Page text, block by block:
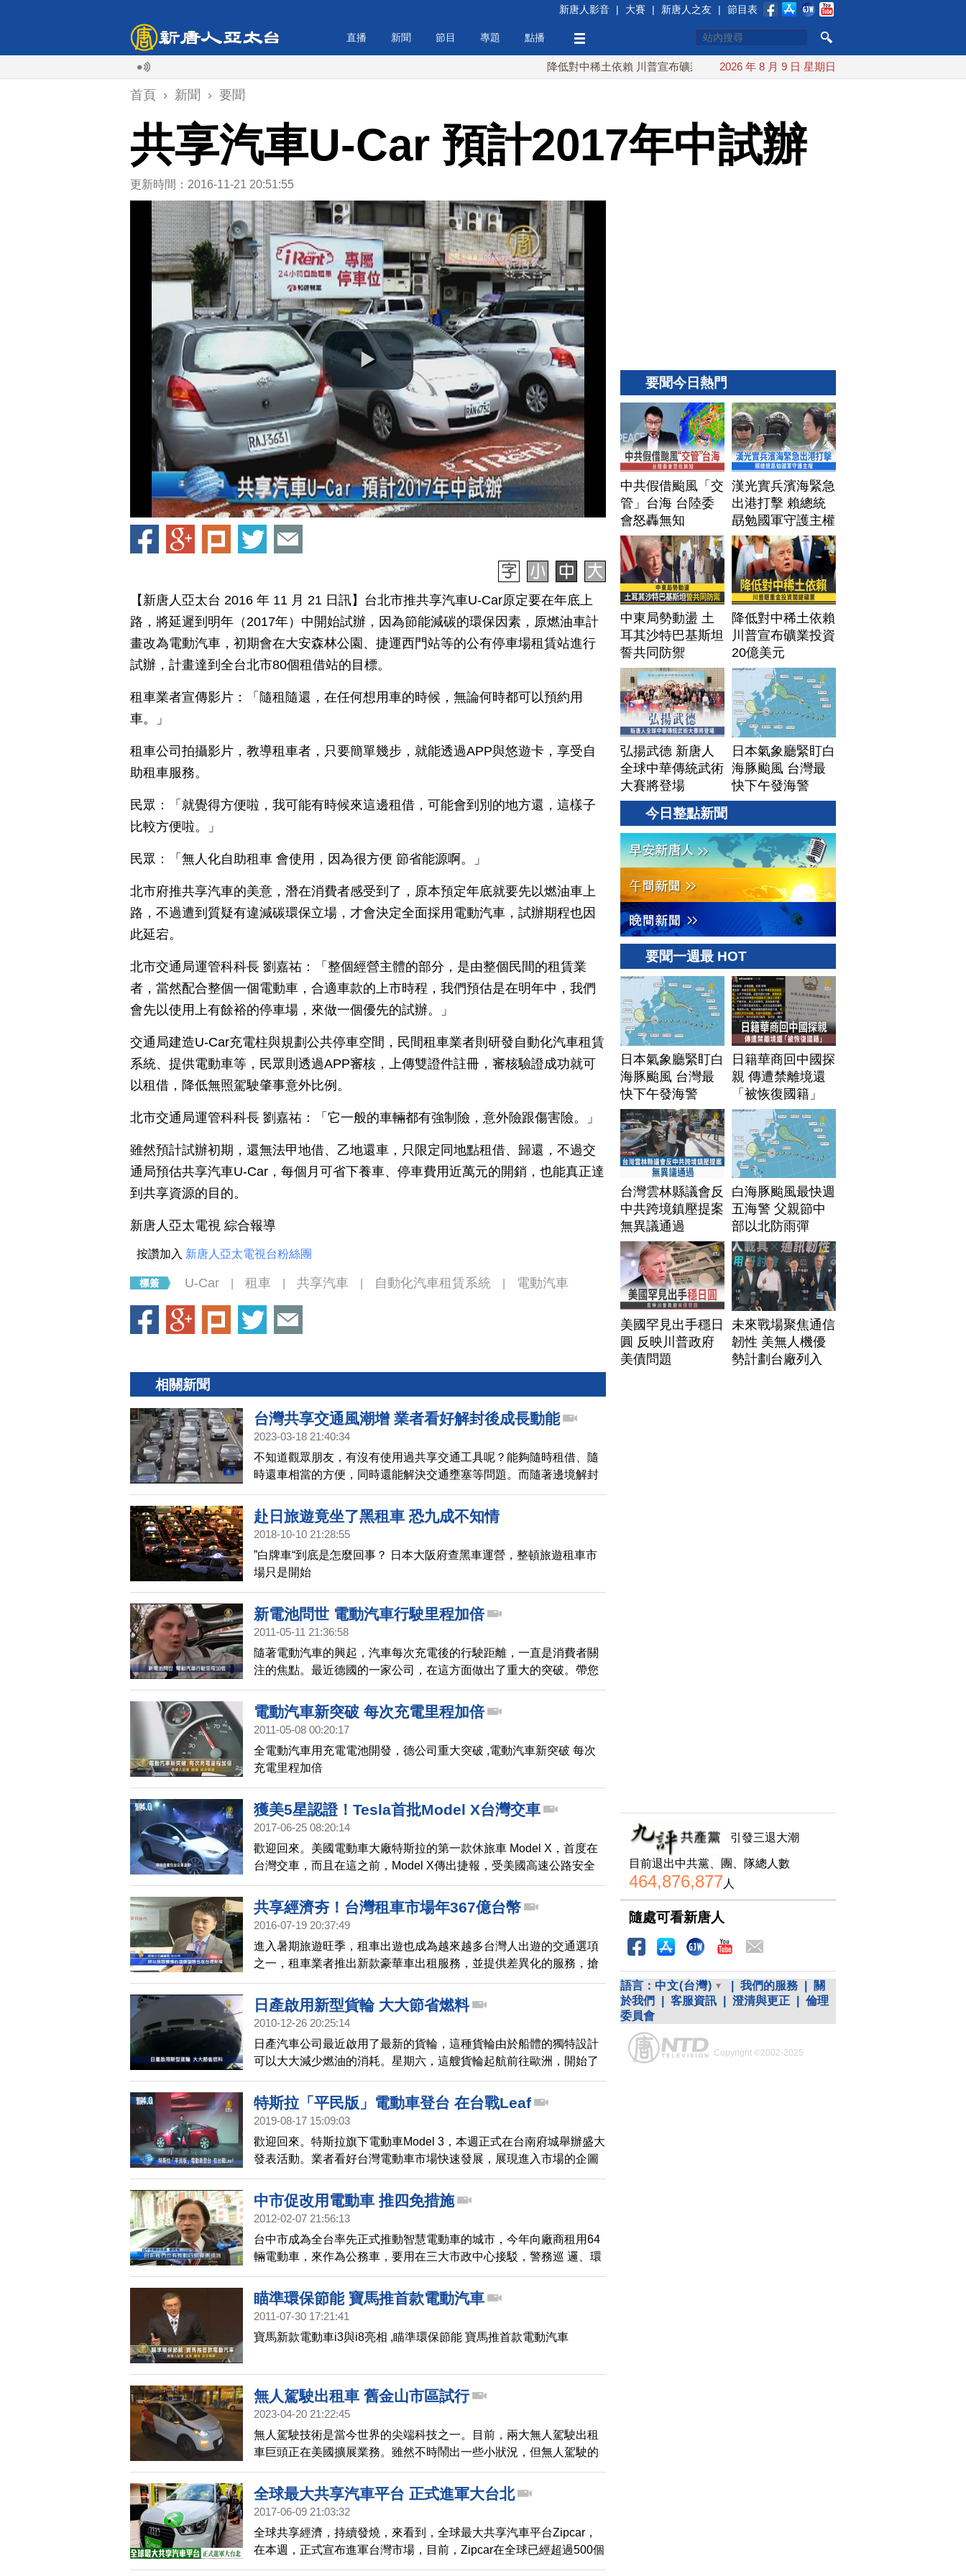
新唐人影音 | 大賽 | 新唐人之友 | 節目表
直播 新聞 節目 專題 點播
降低對中稀土依賴 川普宣布礦業投資20億美元 中東局勢動盪 土耳其沙特巴基斯坦誓共同防
2026 年 8 月 9 日 星期日
首頁 › 新聞 › 要聞
共享汽車U-Car 預計2017年中試辦
更新時間：2016-11-21 20:51:55
【新唐人亞太台 2016 年 11 月 21 日訊】台北市推共享汽車U-Car原定要在年底上
路，將延遲到明年（2017年）中開始試辦，因為節能減碳的環保因素，原燃油車計
畫改為電動汽車，初期會在大安森林公園、捷運西門站等的公有停車場租賃站進行
試辦，計畫達到全台北市80個租借站的目標。
租車業者宣傳影片：「隨租隨還，在任何想用車的時候，無論何時都可以預約用
車。」
租車公司拍攝影片，教導租車者，只要簡單幾步，就能透過APP與悠遊卡，享受自
助租車服務。
民眾：「就覺得方便啦，我可能有時候來這邊租借，可能會到別的地方還，這樣子
比較方便啦。」
民眾：「無人化自助租車 會使用，因為很方便 節省能源啊。」
北市府推共享汽車的美意，潛在消費者感受到了，原本預定年底就要先以燃油車上
路，不過遭到質疑有違減碳環保立場，才會決定全面採用電動汽車，試辦期程也因
此延宕。
北市交通局運管科科長 劉嘉祐：「整個經營主體的部分，是由整個民間的租賃業
者，當然配合整個一個電動車，合適車款的上市時程，我們預估是在明年中，我們
會先以使用上有餘裕的停車場，來做一個優先的試辦。」
交通局建造U-Car充電柱與規劃公共停車空間，民間租車業者則研發自動化汽車租賃
系統、提供電動車等，民眾則透過APP審核，上傳雙證件註冊，審核驗證成功就可
以租借，降低無照駕駛肇事意外比例。
北市交通局運管科科長 劉嘉祐：「它一般的車輛都有強制險，意外險跟傷害險。」
雖然預計試辦初期，還無法甲地借、乙地還車，只限定同地點租借、歸還，不過交
通局預估共享汽車U-Car，每個月可省下養車、停車費用近萬元的開銷，也能真正達
到共享資源的目的。
新唐人亞太電視 綜合報導
按讚加入 新唐人亞太電視台粉絲團
U-Car 租車 共享汽車 自動化汽車租賃系統 電動汽車
相關新聞
台灣共享交通風潮增 業者看好解封後成長動能
2023-03-18 21:40:34
不知道觀眾朋友，有沒有使用過共享交通工具呢？能夠隨時租借、隨
時還車相當的方便，同時還能解決交通壅塞等問題。而隨著邊境解封
開放國際觀光客入境，共享汽車平台業者看好營運成長動能。
赴日旅遊竟坐了黑租車 恐九成不知情
2018-10-10 21:28:55
”白牌車“到底是怎麼回事？ 日本大阪府查黑車運營，整頓旅遊租車市
場只是開始
新電池問世 電動汽車行駛里程加倍
2011-05-11 21:36:58
隨著電動汽車的興起，汽車每次充電後的行駛距離，一直是消費者關
注的焦點。最近德國的一家公司，在這方面做出了重大的突破。帶您
來瞭解。
電動汽車新突破 每次充電里程加倍
2011-05-08 00:20:17
全電動汽車用充電電池開發，德公司重大突破 ,電動汽車新突破 每次
充電里程加倍
獲美5星認證！Tesla首批Model X台灣交車
2017-06-25 08:20:14
歡迎回來。美國電動車大廠特斯拉的第一款休旅車 Model X，首度在
台灣交車，而且在這之前，Model X傳出捷報，受美國高速公路安全
總局安全評鑑達，最高等級，5顆星。
共享經濟夯！台灣租車市場年367億台幣
2016-07-19 20:37:49
進入暑期旅遊旺季，租車出遊也成為越來越多台灣人出遊的交通選項
之一，租車業者推出新款豪華車出租服務，並提供差異化的服務，搶
攻租車市場。
日產啟用新型貨輪 大大節省燃料
2010-12-26 20:25:14
日產汽車公司最近啟用了最新的貨輪，這種貨輪由於船體的獨特設計
可以大大減少燃油的消耗。星期六，這艘貨輪起航前往歐洲，開始了
她的首航。
特斯拉「平民版」電動車登台 在台戰Leaf
2019-08-17 15:09:03
歡迎回來。特斯拉旗下電動車Model 3，本週正式在台南府城舉辦盛大
發表活動。業者看好台灣電動車市場快速發展，展現進入市場的企圖
心。同時日產Leaf，第二代車款也即將上市，8月開放台灣預購。兩大
電動車業者，不約而同開出150萬新台幣的入門價，也象徵過去價格
過高的電動車，正式進入平價大眾市場。
中市促改用電動車 推四免措施
2012-02-07 21:56:13
台中市成為全台率先正式推動智慧電動車的城市，今年向廠商租用64
輛電動車，來作為公務車，要用在三大市政中心接駁，警務巡 邏、環
保案件稽查及相關公共服務，未來希望將台中市打造為最適合電動車
運行的友善城市，讓市民可以享受低碳零污染的生活品質。
瞄準環保節能 寶馬推首款電動汽車
2011-07-30 17:21:41
寶馬新款電動車i3與i8亮相 ,瞄準環保節能 寶馬推首款電動汽車
無人駕駛出租車 舊金山市區試行
2023-04-20 21:22:45
無人駕駛技術是當今世界的尖端科技之一。目前，兩大無人駕駛出租
車巨頭正在美國擴展業務。雖然不時鬧出一些小狀況，但無人駕駛的
未來，還是讓人充滿期待。
全球最大共享汽車平台 正式進軍大台北
2017-06-09 21:03:32
全球共享經濟，持續發燒，來看到，全球最大共享汽車平台Zipcar，
在本週，正式宣布進軍台灣市場，目前，Zipcar在全球已經超過500個
城市有佈點，而台北，則是Zipcar在亞洲第一個設立的據點。
要聞今日熱門
中共假借颱風「交
管」台海 台陸委
會怒轟無知
漢光實兵濱海緊急
出港打擊 賴總統
勗勉國軍守護主權
中東局勢動盪 土
耳其沙特巴基斯坦
誓共同防禦
降低對中稀土依賴
川普宣布礦業投資
20億美元
弘揚武德 新唐人
全球中華傳統武術
大賽將登場
日本氣象廳緊盯白
海豚颱風 台灣最
快下午發海警
今日整點新聞
要聞一週最 HOT
日本氣象廳緊盯白
海豚颱風 台灣最
快下午發海警
日籍華商回中國探
親 傳遭禁離境還
「被恢復國籍」
台灣雲林縣議會反
中共跨境鎮壓提案
無異議通過
白海豚颱風最快週
五海警 父親節中
部以北防雨彈
美國罕見出手穩日
圓 反映川普政府
美債問題
未來戰場聚焦通信
韌性 美無人機優
勢計劃台廠列入
引發三退大潮
目前退出中共黨、團、隊總人數
464,876,877人
隨處可看新唐人
語言： 中文(台灣) 我們的服務
關
於我們
客服資訊 澄清與更正
倫理
委員會
Copyright ©2002-2025